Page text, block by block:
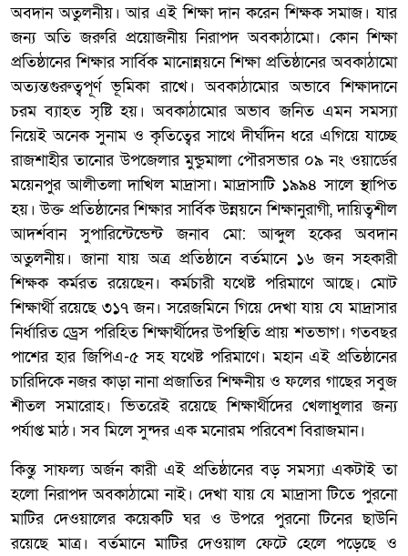
অবদান অতুলনীয়। আর এই শিক্ষা দান করেন শিক্ষক সমাজ। যার
জন্য অতি জরুরি প্রয়োজনীয় নিরাপদ অবকাঠামো। কোন শিক্ষা
প্রতিষ্ঠানের শিক্ষার সার্বিক মানোন্নয়নে শিক্ষা প্রতিষ্ঠানের অবকাঠামো
অত্যন্তগুরুত্বপূর্ণ ভূমিকা রাখে। অবকাঠামোর অভাবে শিক্ষাদানে
চরম ব্যাহত সৃষ্টি হয়। অবকাঠামোর অভাব জনিত এমন সমস্যা
নিয়েই অনেক সুনাম ও কৃতিত্বের সাথে দীর্ঘদিন ধরে এগিয়ে যাচ্ছে
রাজশাহীর তানোর উপজেলার মুন্ডুমালা পৌরসভার ০৯ নং ওয়ার্ডের
ময়েনপুর আলীতলা দাখিল মাদ্রাসা। মাদ্রাসাটি ১৯৯৪ সালে স্থাপিত
হয়। উক্ত প্রতিষ্ঠানের শিক্ষার সার্বিক উন্নয়নে শিক্ষানুরাগী, দায়িত্বশীল
আদর্শবান সুপারিন্টেন্ডেন্ট জনাব মো: আব্দুল হকের অবদান
অতুলনীয়। জানা যায় অত্র প্রতিষ্ঠানে বর্তমানে ১৬ জন সহকারী
শিক্ষক কর্মরত রয়েছেন। কর্মচারী যথেষ্ট পরিমাণে আছে। মোট
শিক্ষার্থী রয়েছে ৩১৭ জন। সরেজমিনে গিয়ে দেখা যায় যে মাদ্রাসার
নির্ধারিত ড্রেস পরিহিত শিক্ষার্থীদের উপস্থিতি প্রায় শতভাগ। গতবছর
পাশের হার জিপিএ-৫ সহ যথেষ্ট পরিমাণে। মহান এই প্রতিষ্ঠানের
চারিদিকে নজর কাড়া নানা প্রজাতির শিক্ষনীয় ও ফলের গাছের সবুজ
শীতল সমারোহ। ভিতরেই রয়েছে শিক্ষার্থীদের খেলাধুলার জন্য
পর্যাপ্ত মাঠ। সব মিলে সুন্দর এক মনোরম পরিবেশ বিরাজমান।
কিন্তু সাফল্য অর্জন কারী এই প্রতিষ্ঠানের বড় সমস্যা একটাই তা
হলো নিরাপদ অবকাঠামো নাই। দেখা যায় যে মাদ্রাসা টিতে পুরনো
মাটির দেওয়ালের কয়েকটি ঘর ও উপরে পুরনো টিনের ছাউনি
রয়েছে মাত্র। বর্তমানে মাটির দেওয়াল ফেটে হেলে পড়েছে ও